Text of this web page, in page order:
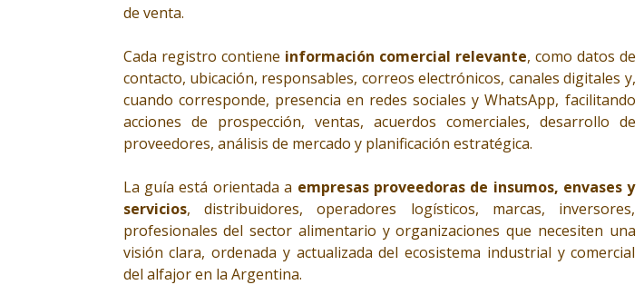
de venta.
Cada registro contiene información comercial relevante, como datos de
contacto, ubicación, responsables, correos electrónicos, canales digitales y,
cuando corresponde, presencia en redes sociales y WhatsApp, facilitando
acciones de prospección, ventas, acuerdos comerciales, desarrollo de
proveedores, análisis de mercado y planificación estratégica.
La guía está orientada a empresas proveedoras de insumos, envases y
servicios, distribuidores, operadores logísticos, marcas, inversores,
profesionales del sector alimentario y organizaciones que necesiten una
visión clara, ordenada y actualizada del ecosistema industrial y comercial
del alfajor en la Argentina.